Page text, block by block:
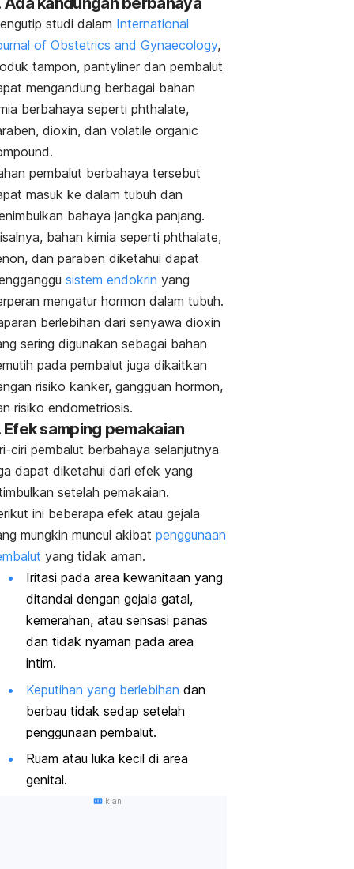
studi dalam International
of Obstetrics and Gynaecology,
tampon, pantyliner dan pembalut
mengandung berbagai bahan
berbahaya seperti phthalate,
dioxin, dan volatile organic
pembalut berbahaya tersebut
masuk ke dalam tubuh dan
bahaya jangka panjang.
bahan kimia seperti phthalate,
dan paraben diketahui dapat
sistem endokrin yang
mengatur hormon dalam tubuh.
berlebihan dari senyawa dioxin
sering digunakan sebagai bahan
pada pembalut juga dikaitkan
risiko kanker, gangguan hormon,
risiko endometriosis.
Efek samping pemakaian
ciri pembalut berbahaya selanjutnya
dapat diketahui dari efek yang
setelah pemakaian.
ini beberapa efek atau gejala
mungkin muncul akibat penggunaan
yang tidak aman.
Iritasi pada area kewanitaan yang
ditandai dengan gejala gatal,
kemerahan, atau sensasi panas
dan tidak nyaman pada area
intim.
Keputihan yang berlebihan dan
berbau tidak sedap setelah
penggunaan pembalut.
Ruam atau luka kecil di area
genital.
Iklan